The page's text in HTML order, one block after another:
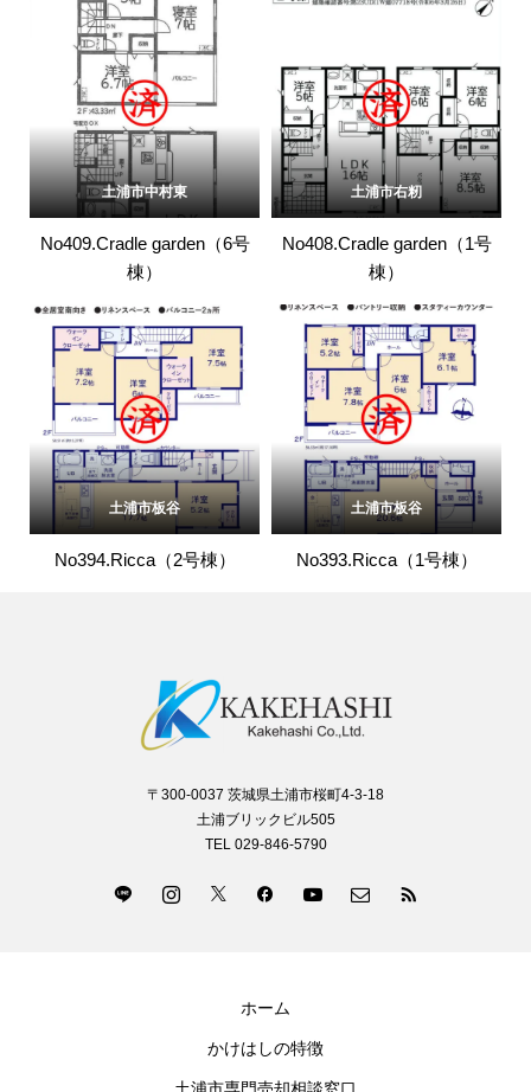
土浦市中村東
No409.Cradle garden（6号
棟）
土浦市右籾
No408.Cradle garden（1号
棟）
土浦市板谷
No394.Ricca（2号棟）
土浦市板谷
No393.Ricca（1号棟）
〒300-0037 茨城県土浦市桜町4-3-18
土浦ブリックビル505
TEL 029-846-5790
ホーム
かけはしの特徴
土浦市専門売却相談窓口